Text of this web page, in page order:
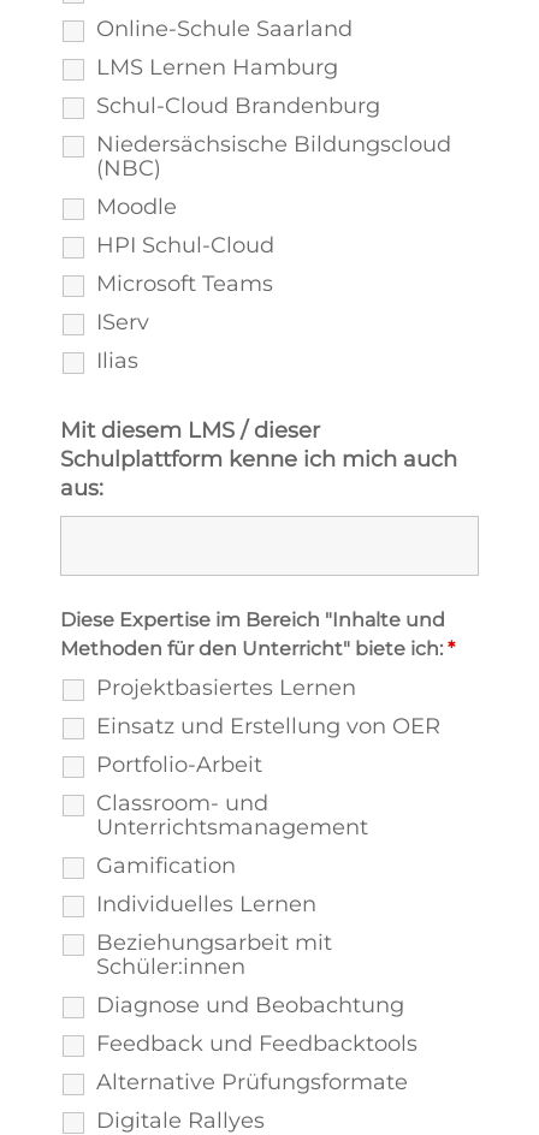
Online-Schule Saarland
LMS Lernen Hamburg
Schul-Cloud Brandenburg
Niedersächsische Bildungscloud
(NBC)
Moodle
HPI Schul-Cloud
Microsoft Teams
IServ
Ilias
Mit diesem LMS / dieser
Schulplattform kenne ich mich auch
aus:
Diese Expertise im Bereich "Inhalte und
Methoden für den Unterricht" biete ich: *
Projektbasiertes Lernen
Einsatz und Erstellung von OER
Portfolio-Arbeit
Classroom- und
Unterrichtsmanagement
Gamification
Individuelles Lernen
Beziehungsarbeit mit
Schüler:innen
Diagnose und Beobachtung
Feedback und Feedbacktools
Alternative Prüfungsformate
Digitale Rallyes